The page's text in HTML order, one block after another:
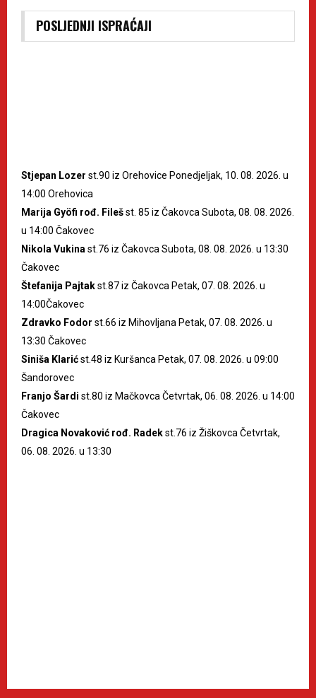
POSLJEDNJI ISPRAĆAJI
Stjepan Lozer st.90 iz Orehovice Ponedjeljak, 10. 08. 2026. u
14:00 Orehovica
Marija Gyöfi rođ. Filešst. 85 iz Čakovca Subota, 08. 08. 2026.
u 14:00 Čakovec
Nikola Vukina st.76 iz Čakovca Subota, 08. 08. 2026. u 13:30
Čakovec
Štefanija Pajtakst.87 iz Čakovca Petak, 07. 08. 2026. u
14:00Čakovec
Zdravko Fodor st.66 iz Mihovljana Petak, 07. 08. 2026. u
13:30 Čakovec
Siniša Klarićst.48 iz Kuršanca Petak, 07. 08. 2026. u 09:00
Šandorovec
Franjo Šardi st.80 iz Mačkovca Četvrtak, 06. 08. 2026. u 14:00
Čakovec
Dragica Novaković rođ. Radekst.76 iz Žiškovca Četvrtak,
06. 08. 2026. u 13:30